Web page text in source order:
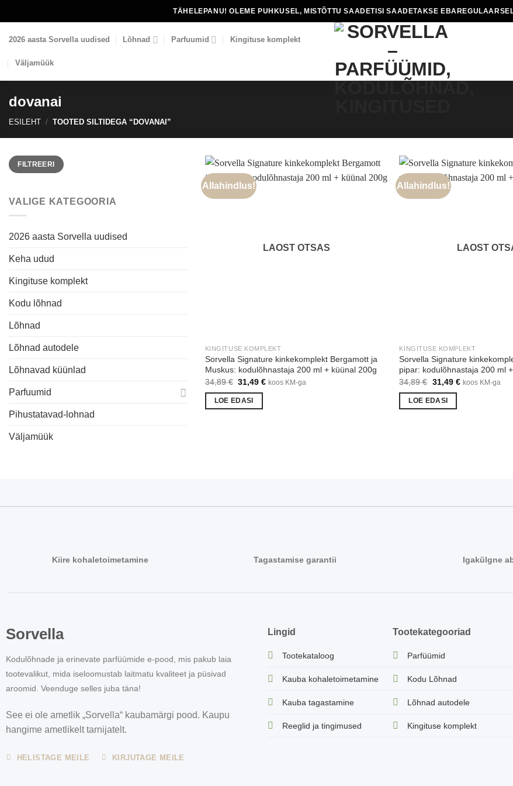
to
content
TÄHELEPANU! OLEME PUHKUSEL, MISTÕTTU SAADETISI SAADETAKSE
2026 aasta Sorvella uudised Lõhnad Parfuumid Kingituse komplekt
Väljamüük
dovanai
ESILEHT / TOOTED SILTIDEGA “DOVANAI”
Minimaalne
hind
Maksimaalne
hindFILTREERI
VALIGE KATEGOORIA
2026 aasta Sorvella uudised
Keha udud
Kingituse komplekt
Kodu lõhnad
Lõhnad
Lõhnad autodele
Lõhnavad küünlad
Parfuumid
Pihustatavad-lohnad
Väljamüük
Allahindlus!
LAOST OTSAS
KINGITUSE KOMPLEKT
Sorvella Signature kinkekomplekt Bergamott ja
Muskus: kodulõhnastaja 200 ml + küünal 200g
34,89€ Algne
hind
oli:
34,89 €.
31,49€Praegune
koos KM-ga
LOE EDASI
Allahindlus!
LAOST
KINGITUSE KOMPLEKT
Sorvella Signature
pipar: kodulõhnastaja 200 ml
34,89€ Algne
hind
oli:
34,89 €.
31,49 €Praegune
koos KM-ga
LOE EDASI
Kiire kohaletoimetamine Tagastamise garantii Igakülgne
Sorvella
Kodulõhnade ja erinevate parfüümide e-pood, mis pakub laia
tootevalikut, mida iseloomustab laitmatu kvaliteet ja püsivad
aroomid. Veenduge selles juba täna!
See ei ole ametlik „Sorvella“ kaubamärgi pood. Kaupu
hangime ametlikelt tarnijatelt.
HELISTAGE MEILE KIRJUTAGE MEILE
Lingid
Tootekataloog
Kauba kohaletoimetamine
Kauba tagastamine
Reeglid ja tingimused
Tootekategooriad
Parfüümid
Kodu Lõhnad
Lõhnad autodele
Kingituse komplekt